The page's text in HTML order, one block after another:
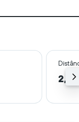
2,7